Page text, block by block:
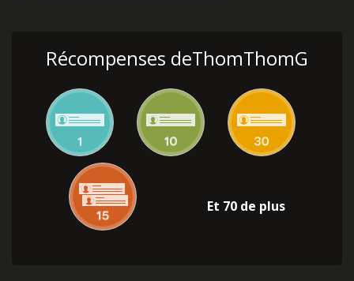
Récompenses deThomThomG
Et 70 de plus